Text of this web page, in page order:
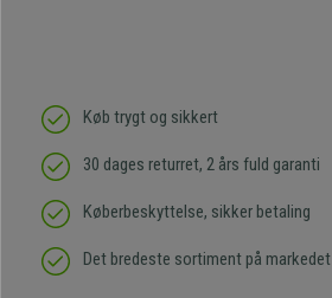
Køb trygt og sikkert
30 dages returret, 2 års fuld garanti
Køberbeskyttelse, sikker betaling
Det bredeste sortiment på markedet